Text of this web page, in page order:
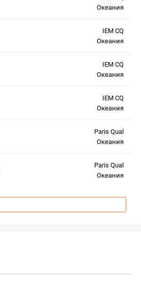
Океания
IEM CQ
Океания
IEM CQ
Океания
IEM CQ
Океания
Paris Qual
Океания
Paris Qual
Океания